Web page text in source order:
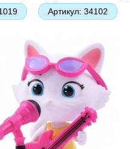
Артикул: 34102